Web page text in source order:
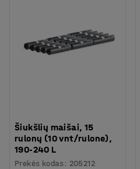
Šiukšlių maišai, 15
rulonų (10 vnt/rulone),
190-240 L
Prekės kodas : 205212